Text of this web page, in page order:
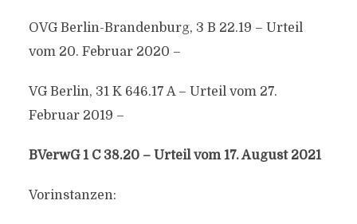
OVG Berlin-Brandenburg, 3 B 22.19 – Urteil
vom 20. Februar 2020 –
VG Berlin, 31 K 646.17 A – Urteil vom 27.
Februar 2019 –
BVerwG 1 C 38.20 – Urteil vom 17. August 2021
Vorinstanzen: